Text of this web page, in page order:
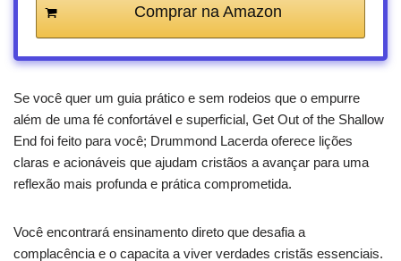
Comprar na Amazon
Se você quer um guia prático e sem rodeios que o empurre
além de uma fé confortável e superficial, Get Out of the Shallow
End foi feito para você; Drummond Lacerda oferece lições
claras e acionáveis que ajudam cristãos a avançar para uma
reflexão mais profunda e prática comprometida.
Você encontrará ensinamento direto que desafia a
complacência e o capacita a viver verdades cristãs essenciais.